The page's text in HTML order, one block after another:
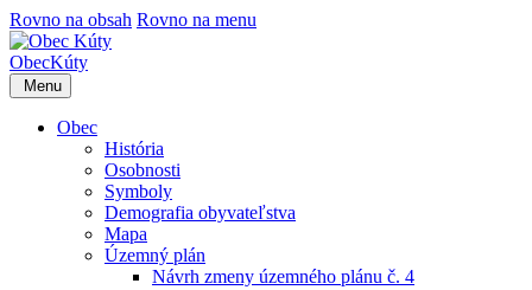
Rovno na obsah Rovno na menu
ObecKúty
Menu
Obec
História
Osobnosti
Symboly
Demografia obyvateľstva
Mapa
Územný plán
Návrh zmeny územného plánu č. 4